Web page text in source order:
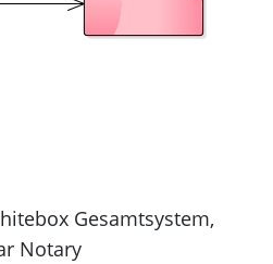
Gesamtsystem,
Notary